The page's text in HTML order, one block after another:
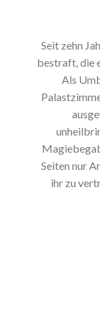
Seit zehn
bestraft, die
Als
Seiten nur
ihr zu